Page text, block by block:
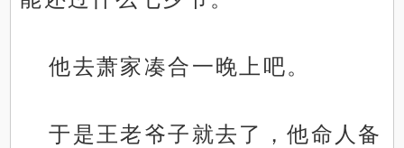
他去萧家凑合一晚上吧。
于是王老爷子就去了，他命人备